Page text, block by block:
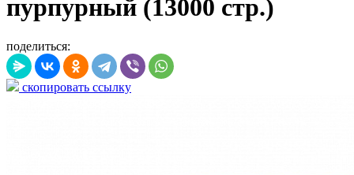
пурпурный (13000 стр.)
поделиться:
скопировать ссылку